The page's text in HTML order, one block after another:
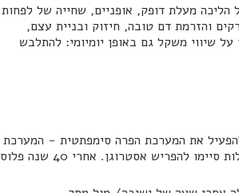
הוא שילוב של פעילות אירובית (כ-3-4 פעמים בשבוע של הליכה מעלת דופק, אופניים, שחייה של לפחות
והזרמת דם טובה, חיזוק ובניית עצם,
שיווי משקל גם באופן יומיומי: להתלבש
את המערכת הפרה סימפתטית - המערכת
שאחראית להרגעה) וגם לסחוט את בלוטת האדרנל (להפריש עוד אסטרוגן שנאגר בה, אחרי שהשחלות סיימו להפריש אסטרוגן. אחרי 40 שנה פלוס